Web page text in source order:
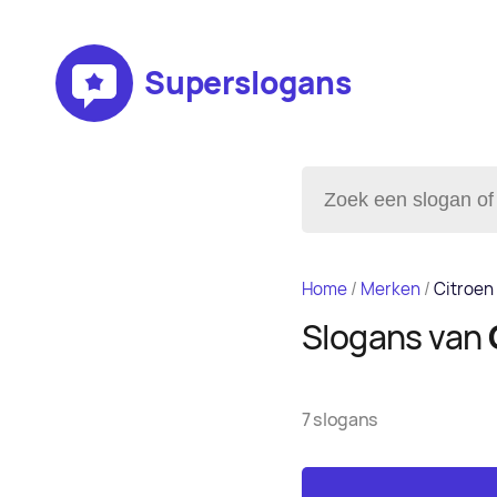
Superslogans
Home/ Merken/Citroen
Slogans van
7 slogans